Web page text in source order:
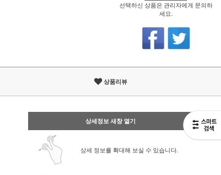
선택하신 상품은 관리자에게 문의하
세요.
상품리뷰
상세정보 새창 열기
상세 정보를 확대해 보실 수 있습니다.